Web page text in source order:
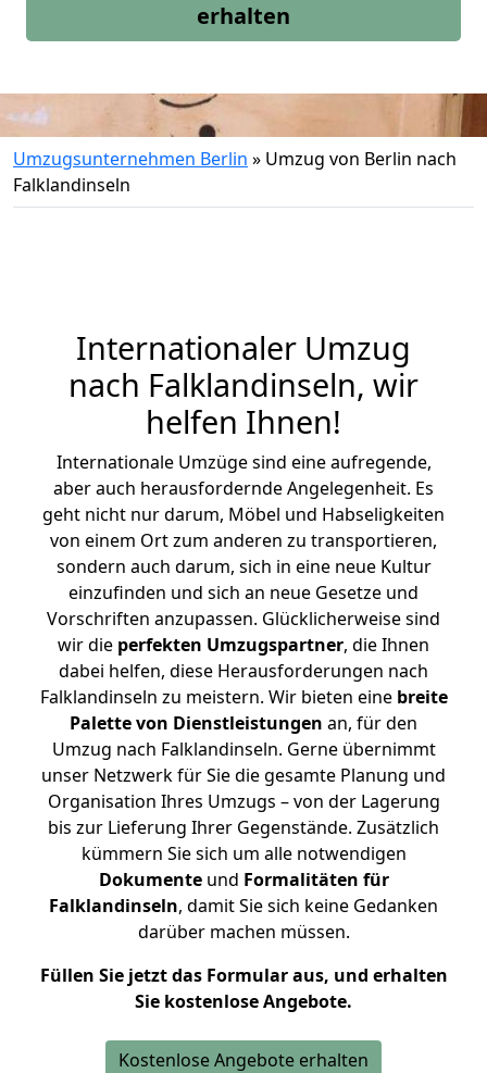
erhalten
Umzugsunternehmen Berlin » Umzug von Berlin nach
Falklandinseln
Internationaler Umzug
nach Falklandinseln, wir
helfen Ihnen!
Internationale Umzüge sind eine aufregende,
aber auch herausfordernde Angelegenheit. Es
geht nicht nur darum, Möbel und Habseligkeiten
von einem Ort zum anderen zu transportieren,
sondern auch darum, sich in eine neue Kultur
einzufinden und sich an neue Gesetze und
Vorschriften anzupassen. Glücklicherweise sind
wir die perfekten Umzugspartner, die Ihnen
dabei helfen, diese Herausforderungen nach
Falklandinseln zu meistern. Wir bieten eine breite
Palette von Dienstleistungen an, für den
Umzug nach Falklandinseln. Gerne übernimmt
unser Netzwerk für Sie die gesamte Planung und
Organisation Ihres Umzugs – von der Lagerung
bis zur Lieferung Ihrer Gegenstände. Zusätzlich
kümmern Sie sich um alle notwendigen
Dokumenteund Formalitäten für
Falklandinseln, damit Sie sich keine Gedanken
darüber machen müssen.
Füllen Sie jetzt das Formular aus, und erhalten
Sie kostenlose Angebote.
Kostenlose Angebote erhalten